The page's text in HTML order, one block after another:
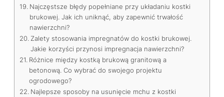
Najczęstsze błędy popełniane przy układaniu kostki
brukowej. Jak ich uniknąć, aby zapewnić trwałość
nawierzchni?
Zalety stosowania impregnatów do kostki brukowej.
Jakie korzyści przynosi impregnacja nawierzchni?
Różnice między kostką brukową granitową a
betonową. Co wybrać do swojego projektu
ogrodowego?
Najlepsze sposoby na usunięcie mchu z kostki